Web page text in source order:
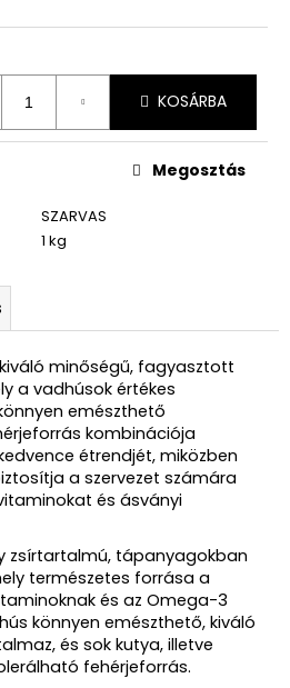
KOSÁRBA
SZARVAS
1 kg
Megosztás
minőségű, fagyasztott
a vadhúsok értékes
emészthető
kombinációja
étrendjét, miközben
a szervezet számára
és ásványi
zsírtartalmú, tápanyagokban
természetes forrása a
és az Omega-3
könnyen emészthető, kiváló
és sok kutya, illetve
fehérjeforrás.